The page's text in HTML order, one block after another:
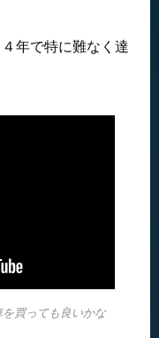
年で特に難なく達
買っても良いかな